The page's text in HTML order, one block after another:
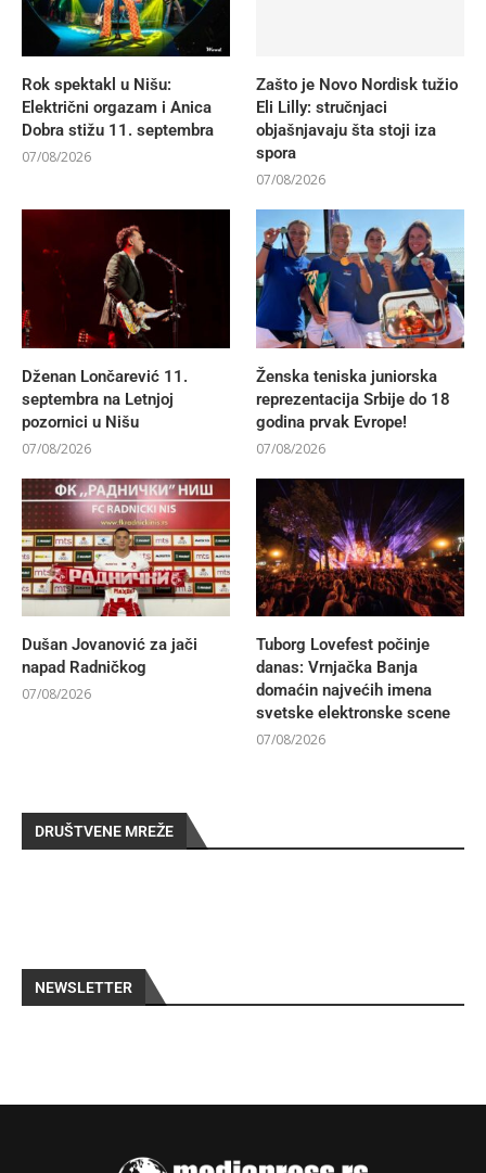
Rok spektakl u Nišu:
Električni orgazam i Anica
Dobra stižu 11. septembra
07/08/2026
Zašto je Novo Nordisk tužio
Eli Lilly: stručnjaci
objašnjavaju šta stoji iza
spora
07/08/2026
Dženan Lončarević 11.
septembra na Letnjoj
pozornici u Nišu
07/08/2026
Ženska teniska juniorska
reprezentacija Srbije do 18
godina prvak Evrope!
07/08/2026
Dušan Jovanović za jači
napad Radničkog
07/08/2026
Tuborg Lovefest počinje
danas: Vrnjačka Banja
domaćin najvećih imena
svetske elektronske scene
07/08/2026
DRUŠTVENE MREŽE
NEWSLETTER